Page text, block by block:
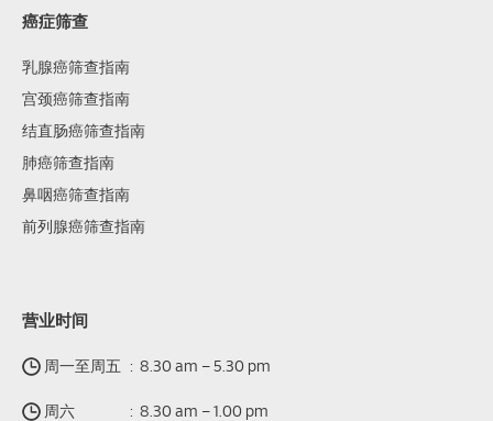
癌症筛查
乳腺癌筛查指南
宫颈癌筛查指南
结直肠癌筛查指南
肺癌筛查指南
鼻咽癌筛查指南
前列腺癌筛查指南
营业时间
周一至周五 : 8.30 am – 5.30 pm
周六 : 8.30 am – 1.00 pm